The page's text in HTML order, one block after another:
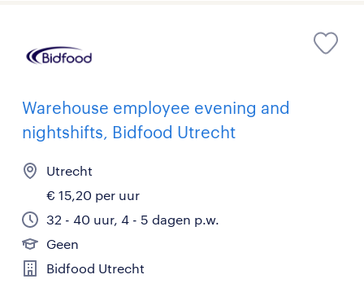
Warehouse employee evening and
nightshifts, Bidfood Utrecht
Utrecht
€ 15,20 per uur
32 - 40 uur, 4 - 5 dagen p.w.
Geen
Bidfood Utrecht